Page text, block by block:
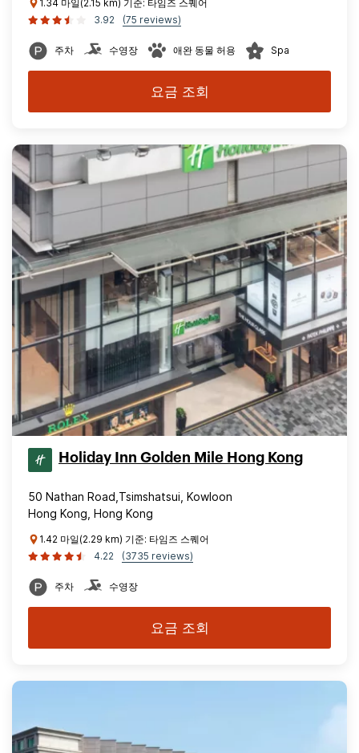
1.34 마일(2.15 km) 기준: 타임즈 스퀘어
3.92
(75 reviews)
주차 수영장 애완 동물 허용 Spa
요금 조회
Holiday Inn Golden Mile Hong Kong
50 Nathan Road,Tsimshatsui, Kowloon
Hong Kong, Hong Kong
1.42 마일(2.29 km) 기준: 타임즈 스퀘어
4.22
(3735 reviews)
주차 수영장
요금 조회